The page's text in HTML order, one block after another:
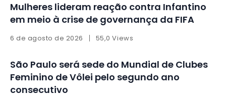
Mulheres lideram reação contra Infantino
em meio à crise de governança da FIFA
6 de agosto de 2026 55,0 Views
São Paulo será sede do Mundial de Clubes
Feminino de Vôlei pelo segundo ano
consecutivo